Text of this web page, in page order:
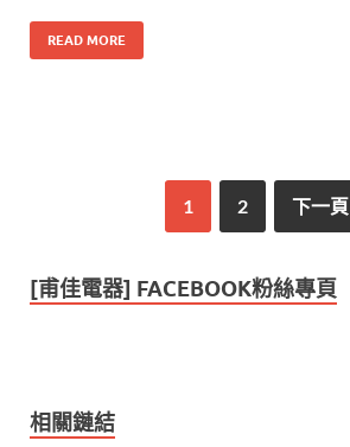
READ MORE
1 2 下一頁
[甫佳電器] FACEBOOK粉絲專頁
相關鏈結